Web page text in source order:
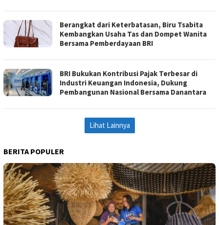
Berangkat dari Keterbatasan, Biru Tsabita
Kembangkan Usaha Tas dan Dompet Wanita
Bersama Pemberdayaan BRI
BRI Bukukan Kontribusi Pajak Terbesar di
Industri Keuangan Indonesia, Dukung
Pembangunan Nasional Bersama Danantara
Lihat Lainnya
BERITA POPULER